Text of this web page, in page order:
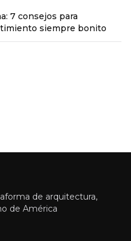
7 consejos para
siempre bonito
de arquitectura,
de América